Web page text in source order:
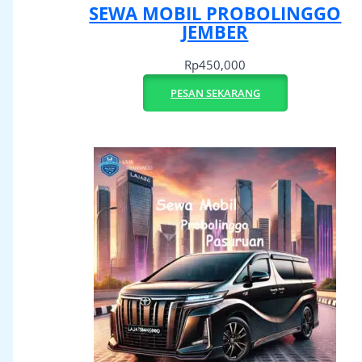
SEWA MOBIL PROBOLINGGO
JEMBER
Rp450,000
PESAN SEKARANG